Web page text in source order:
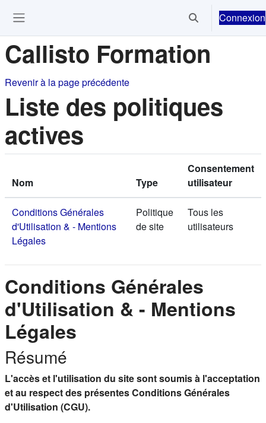
Activer/Connexion
Callisto Formation
Revenir à la page précédente
Liste des politiques
actives
Nom Type
Consentement
utilisateur
Conditions Générales
d'Utilisation & - Mentions
Légales
Politique
de site
Tous les
utilisateurs
Conditions Générales
d'Utilisation & - Mentions
Légales
Résumé
L'accès et l'utilisation du site sont soumis à l'acceptation
et au respect des présentes Conditions Générales
d'Utilisation (CGU).